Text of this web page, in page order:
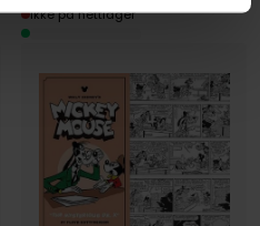
Ikke på nettlager